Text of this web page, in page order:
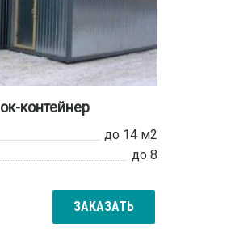
контейнер
до 14 м2
до 8
ЗАКАЗАТЬ